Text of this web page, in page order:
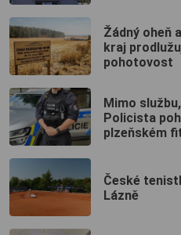
Žádný oheň
kraj
pohotovost
Mimo
Policista
plzeňském
České
Lázně